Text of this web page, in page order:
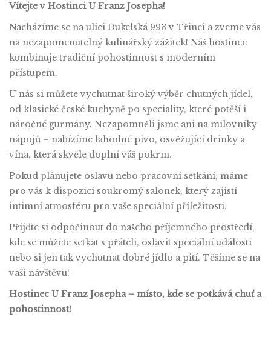
Vítejte v Hostinci U Franz Josepha!
Nacházíme se na ulici Dukelská 993 v Třinci a zveme vás
na nezapomenutelný kulinářský zážitek! Náš hostinec
kombinuje tradiční pohostinnost s moderním
přístupem.
U nás si můžete vychutnat široký výběr chutných jídel,
od klasické české kuchyně po speciality, které potěší i
náročné gurmány. Nezapomněli jsme ani na milovníky
nápojů – nabízíme lahodné pivo, osvěžující drinky a
vína, která skvěle doplní váš pokrm.
Pokud plánujete oslavu nebo pracovní setkání, máme
pro vás k dispozici soukromý salonek, který zajistí
intimní atmosféru pro vaše speciální příležitosti.
Přijďte si odpočinout do našeho příjemného prostředí,
kde se můžete setkat s přáteli, oslavit speciální události
nebo si jen tak vychutnat dobré jídlo a pití. Těšíme se na
vaši návštěvu!
Hostinec U Franz Josepha – místo, kde se potkává chuť a
pohostinnost!